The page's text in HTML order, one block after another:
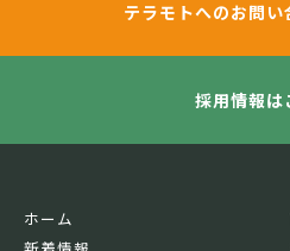
テラモトへのお問い
採用情報は
ホーム